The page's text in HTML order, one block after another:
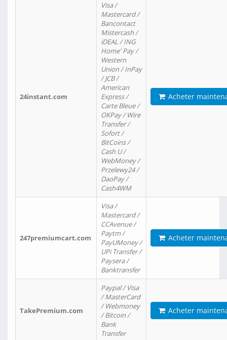
24instant.com
Visa /
Mastercard /
Bancontact
Mistercash /
iDEAL / ING
Home' Pay /
Western
Union / InPay
/ JCB /
American
Express /
Carte Bleue /
OKPay / Wire
Transfer /
Sofort /
BitCoins /
Cash U /
WebMoney /
Przelewy24 /
DaoPay /
Cash4WM
Acheter
247premiumcart.com
Visa /
Mastercard /
CCAvenue /
Paytm /
PayUMoney /
UPi Transfer /
Paysera /
Banktransfer
Acheter
TakePremium.com
Paypal / Visa
/ MasterCard
/ Webmoney
/ Bitcoin /
Bank
Transfer
Acheter